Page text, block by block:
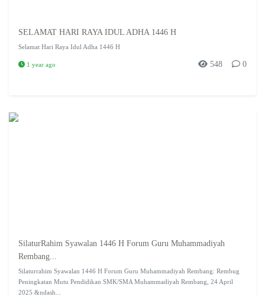
SELAMAT HARI RAYA IDUL ADHA 1446 H
Selamat Hari Raya Idul Adha 1446 H
1 year ago 0
548
SilaturRahim Syawalan 1446 H Forum Guru Muhammadiyah
Rembang...
Silaturrahim Syawalan 1446 H Forum Guru Muhammadiyah Rembang: Rembug
Peningkatan Mutu Pendidikan SMK/SMA Muhammadiyah Rembang, 24 April
2025 &ndash...